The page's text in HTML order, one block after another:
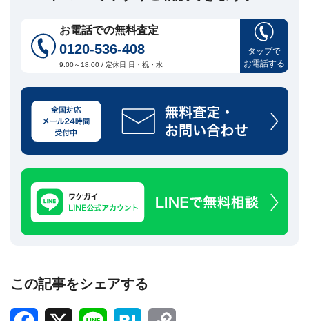
お電話での無料査定
0120-536-408
9:00～18:00 / 定休日 日・祝・水
タップで
お電話する
この記事をシェアする
Facebook
X Line Hatena